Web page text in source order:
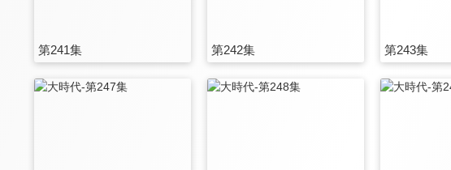
第241集 第242集 第243集